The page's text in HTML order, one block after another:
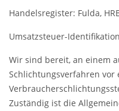
Handelsregister: Fulda,
Umsatzsteuer-
Wir sind bereit, an einem
Schlichtungsverfahren vor
Zuständig ist die